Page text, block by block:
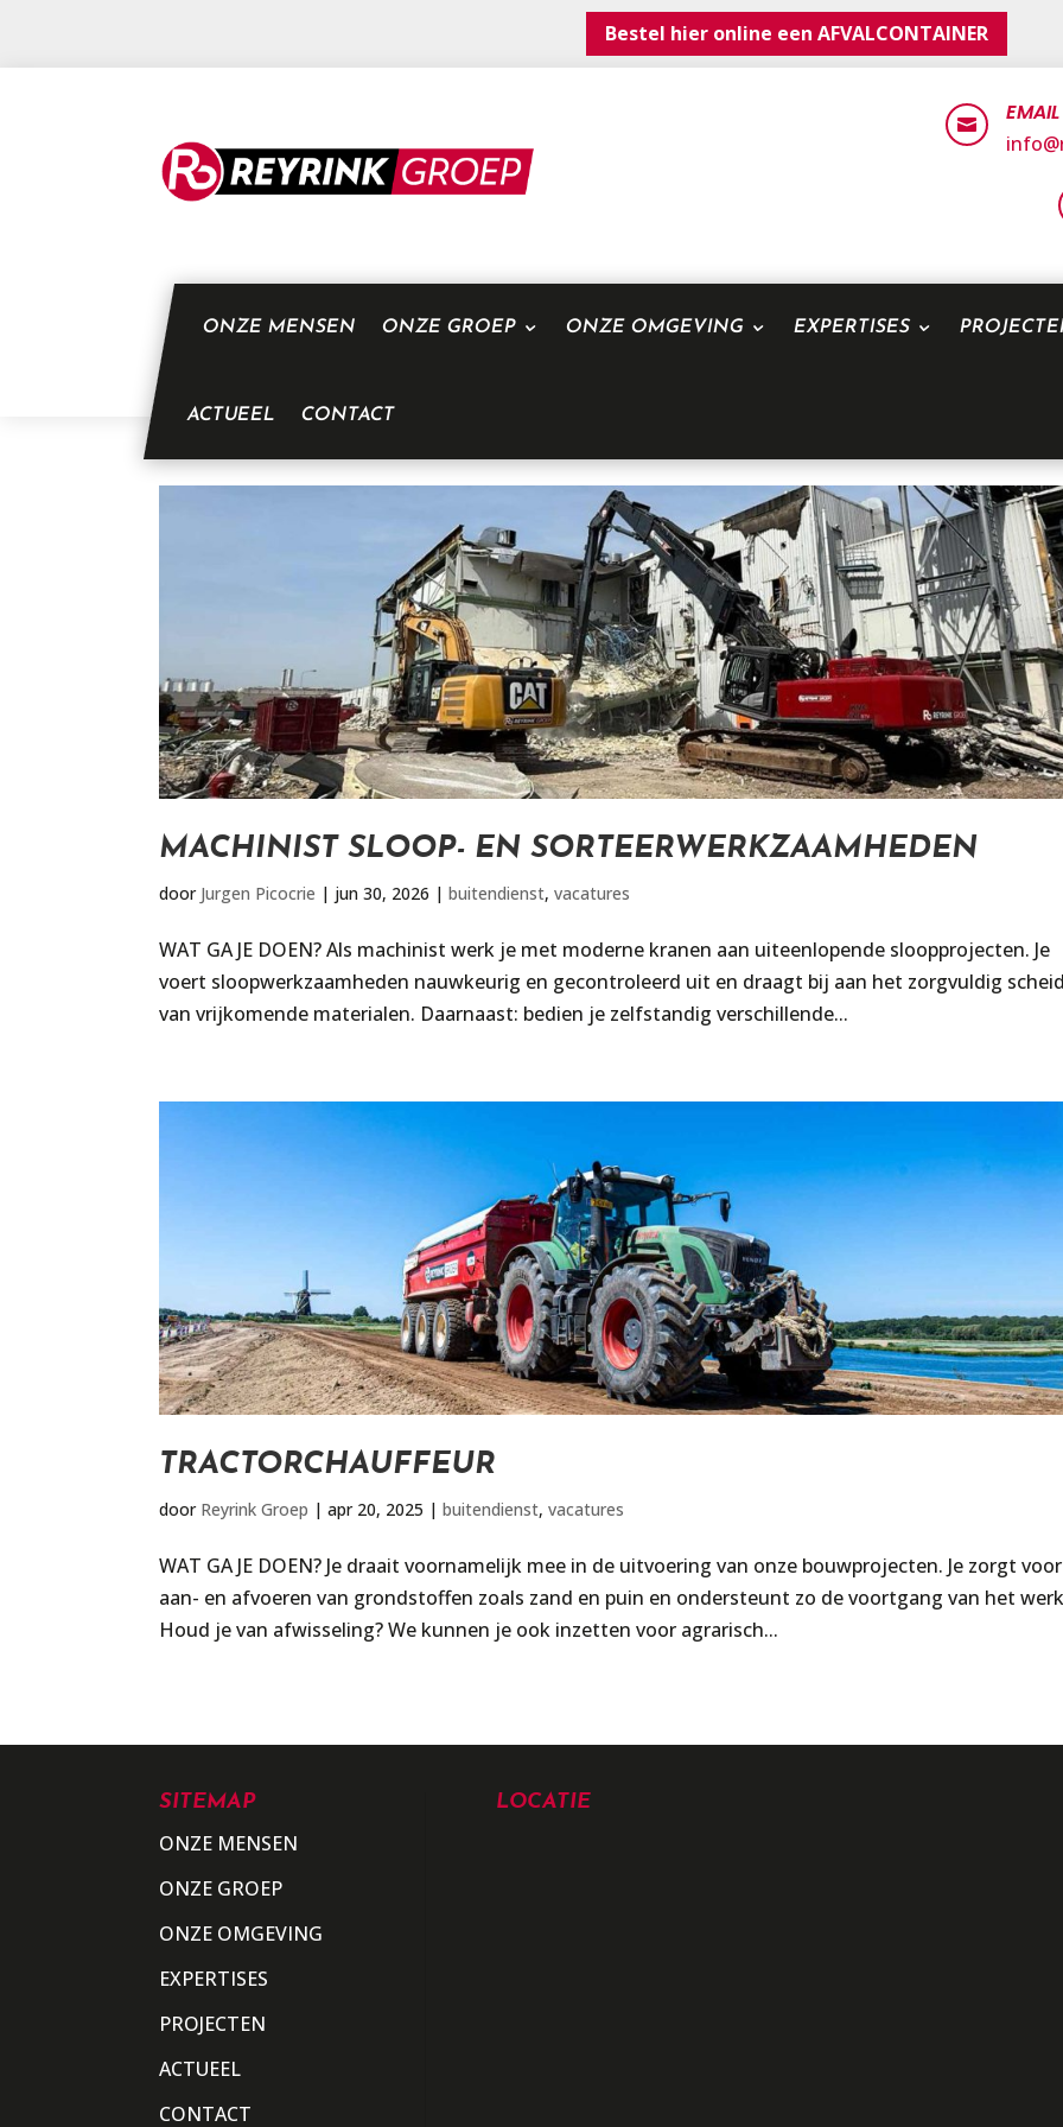
Bestel hier online een AFVALCONTAINER
 EMAIL
ONZE MENSEN ONZE GROEP ONZE OMGEVING EXPERTISES
ACTUEEL CONTACT
MACHINIST SLOOP- EN SORTEERWERKZAAMHEDEN
door Jurgen Picocrie | jun 30, 2026 |buitendienst,vacatures
WAT GA JE DOEN? Als machinist werk je met moderne kranen aan uiteenlopende sloopprojecten. Je
voert sloopwerkzaamheden nauwkeurig en gecontroleerd uit en draagt bij aan het zorgvuldig
van vrijkomende materialen. Daarnaast: bedien je zelfstandig verschillende...
TRACTORCHAUFFEUR
door Reyrink Groep |apr 20, 2025 |buitendienst,vacatures
WAT GA JE DOEN? Je draait voornamelijk mee in de uitvoering van onze bouwprojecten. Je zorgt
aan- en afvoeren van grondstoffen zoals zand en puin en ondersteunt zo de voortgang van het
Houd je van afwisseling? We kunnen je ook inzetten voor agrarisch...
SITEMAP
ONZE MENSEN
ONZE GROEP
ONZE OMGEVING
EXPERTISES
PROJECTEN
ACTUEEL
CONTACT
LOCATIE